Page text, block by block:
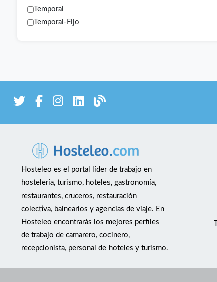
Temporal
Temporal-Fijo
Hosteleo es el portal líder de trabajo en
hostelería, turismo, hoteles, gastronomía,
restaurantes, cruceros, restauración
colectiva, balnearios y agencias de viaje. En
Hosteleo encontrarás los mejores perfiles
de trabajo de camarero, cocinero,
recepcionista, personal de hoteles y turismo.